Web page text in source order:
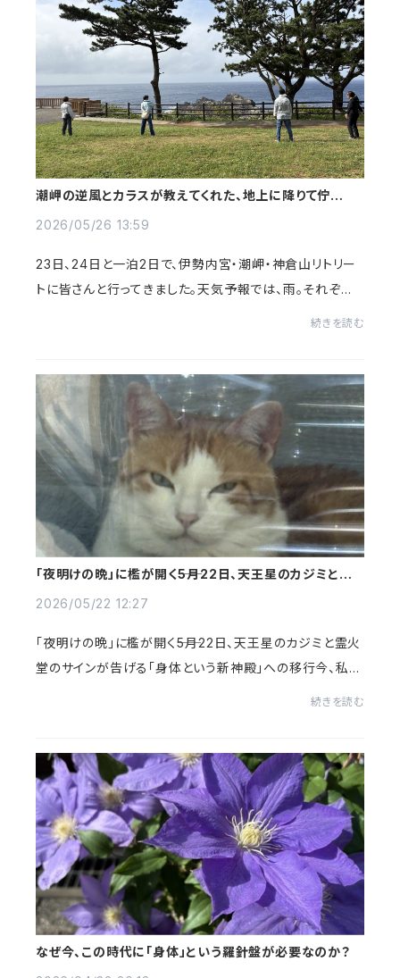
潮岬の逆風とカラスが教えてくれた、地上に降りて佇むと
2026/05/26 13:59
23日、24日と一泊2日で、伊勢内宮・潮岬・神倉山リトリー
トに皆さんと行ってきました。天気予報では、雨。それぞれ
続きを読む
「夜明けの晩」に檻が開く――5月22日、天王星のカジミと霊
2026/05/22 12:27
「夜明けの晩」に檻が開く――5月22日、天王星のカジミと霊火
堂のサインが告げる「身体という新神殿」への移行今、私た
続きを読む
なぜ今、この時代に「身体」という羅針盤が必要なのか？